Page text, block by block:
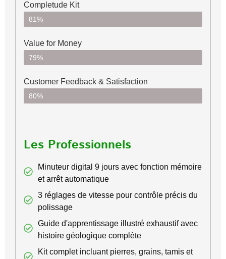
Completude Kit
81%
Value for Money
79%
Customer Feedback & Satisfaction​
80%
Les Professionnels
Minuteur digital 9 jours avec fonction mémoire
et arrêt automatique
3 réglages de vitesse pour contrôle précis du
polissage
Guide d'apprentissage illustré exhaustif avec
histoire géologique complète
Kit complet incluant pierres, grains, tamis et